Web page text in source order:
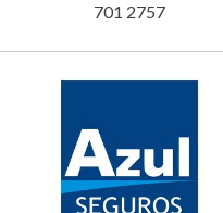
701 2757